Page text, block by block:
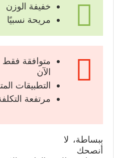
خفيفة الوزن
مريحة نسبيًا
الآن
التطبيقات
مرتفعة
ببساطة، لا
أنصحك